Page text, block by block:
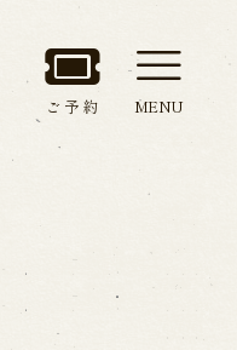
ご予約 MENU